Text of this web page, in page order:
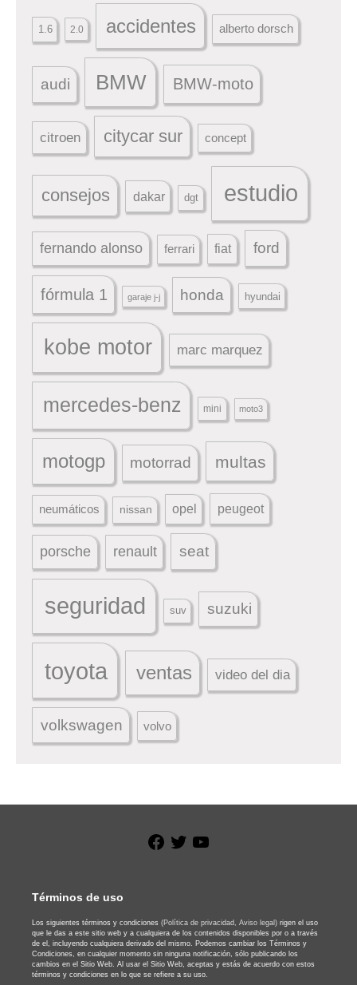
1.6 2.0 accidentes alberto dorsch
audi BMW BMW-moto
citroen citycar sur concept
consejos dakar dgt estudio
fernando alonso ferrari fiat ford
fórmula 1 garaje j-j honda hyundai
kobe motor marc marquez
mercedes-benz mini moto3
motogp motorrad multas
neumáticos nissan opel peugeot
porsche renault seat
seguridad suv suzuki
toyota ventas video del dia
volkswagen volvo
Facebook
Twitter
Términos de uso
Los siguientes términos y condiciones (Política de privacidad, Aviso legal) rigen el uso
que le das a este sitio web y a cualquiera de los contenidos disponibles por o a través
de el, incluyendo cualquiera derivado del mismo. Podemos cambiar los Términos y
Condiciones, en cualquier momento sin ninguna notificación, sólo publicando los
cambios en el Sitio Web. Al usar el Sitio Web, aceptas y estás de acuerdo con estos
términos y condiciones en lo que se refiere a su uso.